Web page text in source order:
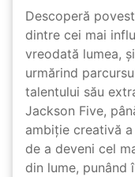
Descoperă
dintre cei mai
vreodată lumea,
urmărind
talentului său
Jackson Five,
ambiție creativă
de a deveni cel
din lume, punând